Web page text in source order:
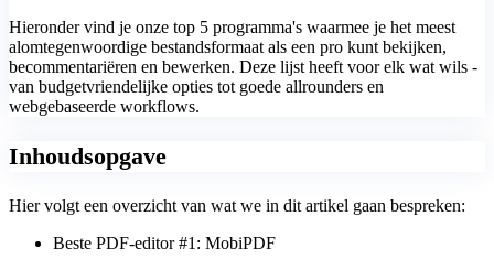
Hieronder vind je onze top 5 programma's waarmee je het meest
alomtegenwoordige bestandsformaat als een pro kunt bekijken,
becommentariëren en bewerken. Deze lijst heeft voor elk wat wils -
van budgetvriendelijke opties tot goede allrounders en
webgebaseerde workflows.
Inhoudsopgave
Hier volgt een overzicht van wat we in dit artikel gaan bespreken:
Beste PDF-editor #1: MobiPDF